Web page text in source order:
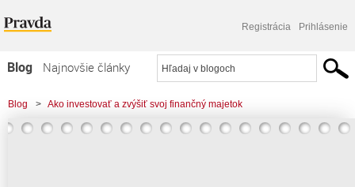
Registrácia Prihlásenie
Blog
Najnovšie články
Najčítanejšie články
Najkomentovanejšie články
Blog > Ako investovať a zvýšiť svoj finančný majetok
> Cerebras vstúpil na burzu vo veľkom štýle. Trh hľadá alternatívu k čipom od